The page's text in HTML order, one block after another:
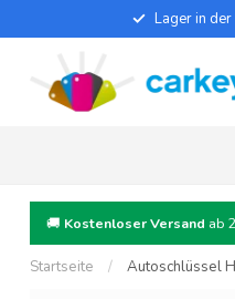
Lager in der
🚚 Kostenloser Versand ab
Startseite / Autoschlüssel